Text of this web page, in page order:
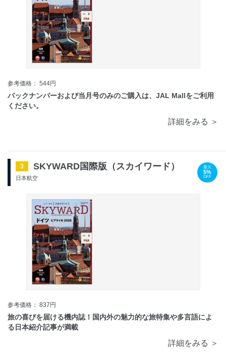
参考価格： 544円
バックナンバーおよび当月号のみのご購入は、JAL Mallをご利用
ください。
詳細をみる ＞
3 SKYWARD国際版（スカイワード）
日本航空
最大
5%
OFF
参考価格： 837円
旅の喜びを届ける機内誌！国内外の魅力的な旅特集や多言語によ
る日本紹介記事が満載
詳細をみる ＞